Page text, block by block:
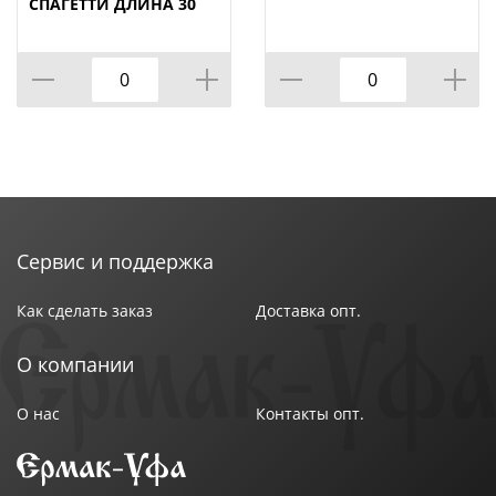
Сервис и поддержка
Как сделать заказ Доставка опт.
О компании
О нас Контакты опт.